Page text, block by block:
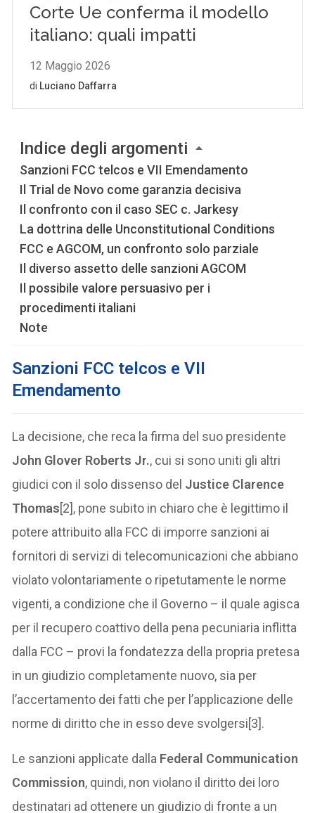
Indice degli argomenti
Sanzioni FCC telcos e VII Emendamento
Il Trial de Novo come garanzia decisiva
Il confronto con il caso SEC c. Jarkesy
La dottrina delle Unconstitutional Conditions
FCC e AGCOM, un confronto solo parziale
Il diverso assetto delle sanzioni AGCOM
Il possibile valore persuasivo per i
procedimenti italiani
Note
Sanzioni FCC telcos e VII
Emendamento
La decisione, che reca la firma del suo presidente
John Glover Roberts Jr., cui si sono uniti gli altri
giudici con il solo dissenso del Justice Clarence
Thomas[2], pone subito in chiaro che è legittimo il
potere attribuito alla FCC di imporre sanzioni ai
fornitori di servizi di telecomunicazioni che abbiano
violato volontariamente o ripetutamente le norme
vigenti, a condizione che il Governo – il quale agisca
per il recupero coattivo della pena pecuniaria inflitta
dalla FCC – provi la fondatezza della propria pretesa
in un giudizio completamente nuovo, sia per
l’accertamento dei fatti che per l’applicazione delle
norme di diritto che in esso deve svolgersi[3].
Le sanzioni applicate dalla Federal Communication
Commission, quindi, non violano il diritto dei loro
destinatari ad ottenere un giudizio di fronte a un